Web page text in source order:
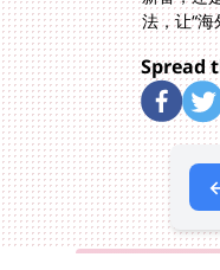
法，让“
Spread